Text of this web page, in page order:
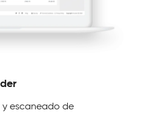
y escaneado de